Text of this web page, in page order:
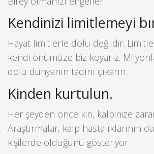
Kendinizi limitlemeyi
Hayat limitlerle dolu değildir.
kendi önümüze biz koyarız.
dolu dünyanın tadını çıkarın.
Kinden kurtulun.
Her şeyden önce kin, kalbinize
Araştırmalar, kalp hastalıklarının
kişilerde olduğunu gösteriyor.